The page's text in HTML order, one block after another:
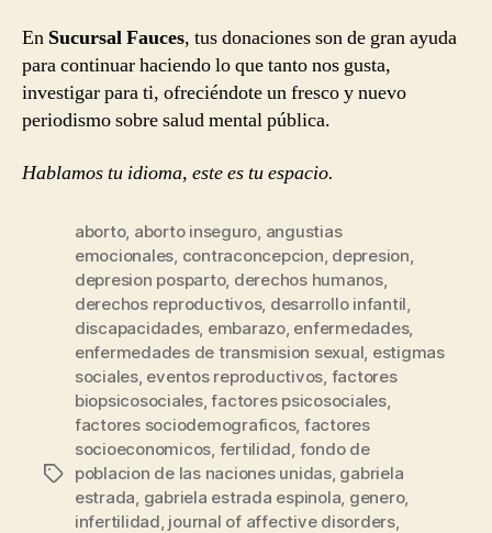
En Sucursal Fauces, tus donaciones son de gran ayuda
para continuar haciendo lo que tanto nos gusta,
investigar para ti, ofreciéndote un fresco y nuevo
periodismo sobre salud mental pública.
Hablamos tu idioma, este es tu espacio.
Etiquetas
aborto, aborto inseguro angustias
emocionales contraconcepcion depresion
depresion posparto, derechos humanos,
derechos reproductivos, desarrollo infantil
discapacidades, embarazo, enfermedades,
enfermedades de transmision sexual estigmas
sociales, eventos reproductivos factores
biopsicosociales,factores psicosociales,
factores sociodemograficos, factores
socioeconomicos fertilidad fondo de
poblacion de las naciones unidas, gabriela
estrada gabriela estrada espinola genero,
infertilidad journal of affective disorders,